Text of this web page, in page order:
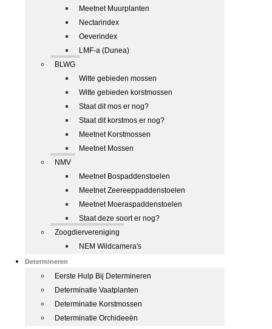
Meetnet Muurplanten
Nectarindex
Oeverindex
LMF-a (Dunea)
BLWG
Witte gebieden mossen
Witte gebieden korstmossen
Staat dit mos er nog?
Staat dit korstmos er nog?
Meetnet Korstmossen
Meetnet Mossen
NMV
Meetnet Bospaddenstoelen
Meetnet Zeereeppaddenstoelen
Meetnet Moeraspaddenstoelen
Staat deze soort er nog?
Zoogdiervereniging
NEM Wildcamera's
Determineren
Eerste Hulp Bij Determineren
Determinatie Vaatplanten
Determinatie Korstmossen
Determinatie Orchideeën